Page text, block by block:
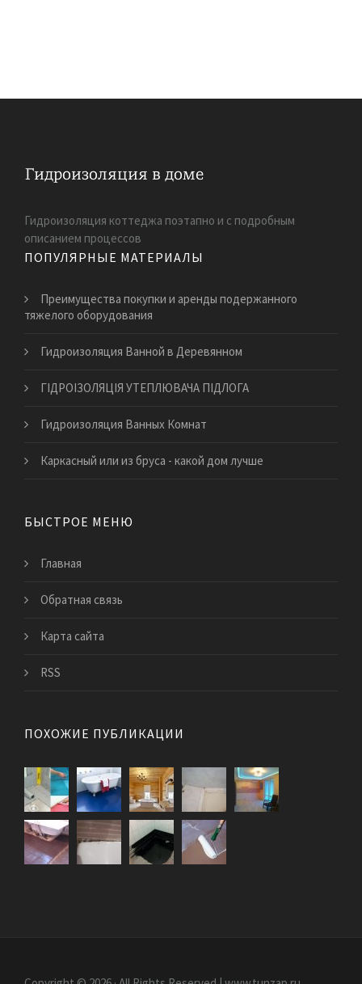
Гидроизоляция коттеджа поэтапно и с подробным
описанием процессов
ПОПУЛЯРНЫЕ МАТЕРИАЛЫ
Преимущества покупки и аренды подержанного
тяжелого оборудования
Гидроизоляция Ванной в Деревянном
ГІДРОІЗОЛЯЦІЯ УТЕПЛЮВАЧА ПІДЛОГА
Гидроизоляция Ванных Комнат
Каркасный или из бруса - какой дом лучше
БЫСТРОЕ МЕНЮ
Главная
Обратная связь
Карта сайта
RSS
ПОХОЖИЕ ПУБЛИКАЦИИ